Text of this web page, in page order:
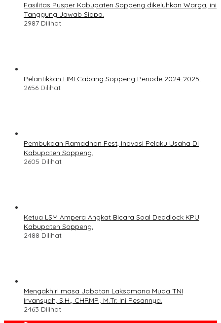
Fasilitas Pusper Kabupaten Soppeng dikeluhkan Warga, ini
Tanggung Jawab Siapa.
2987 Dilihat
Pelantikkan HMI Cabang Soppeng Periode 2024-2025.
2656 Dilihat
Pembukaan Ramadhan Fest, Inovasi Pelaku Usaha Di
Kabupaten Soppeng.
2605 Dilihat
Ketua LSM Ampera Angkat Bicara Soal Deadlock KPU
Kabupaten Soppeng.
2488 Dilihat
Mengakhiri masa Jabatan Laksamana Muda TNI
Irvansyah, S.H., CHRMP., M.Tr. Ini Pesannya.
2463 Dilihat